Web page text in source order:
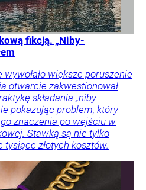
fikcją. „Niby-
większe poruszenie
otwarcie zakwestionował
składania „niby-
pokazując problem, który
znaczenia po wejściu w
Stawką są nie tylko
złotych kosztów.